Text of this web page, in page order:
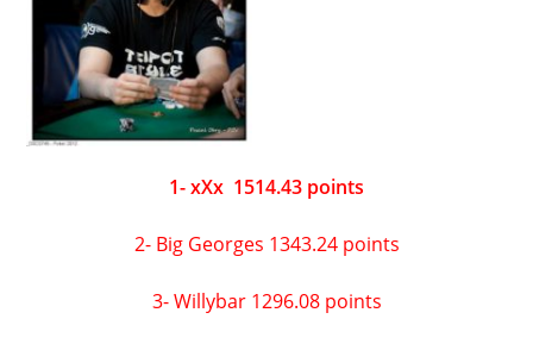
1- xXx 1514.43 points
2- Big Georges 1343.24 points
3- Willybar 1296.08 points